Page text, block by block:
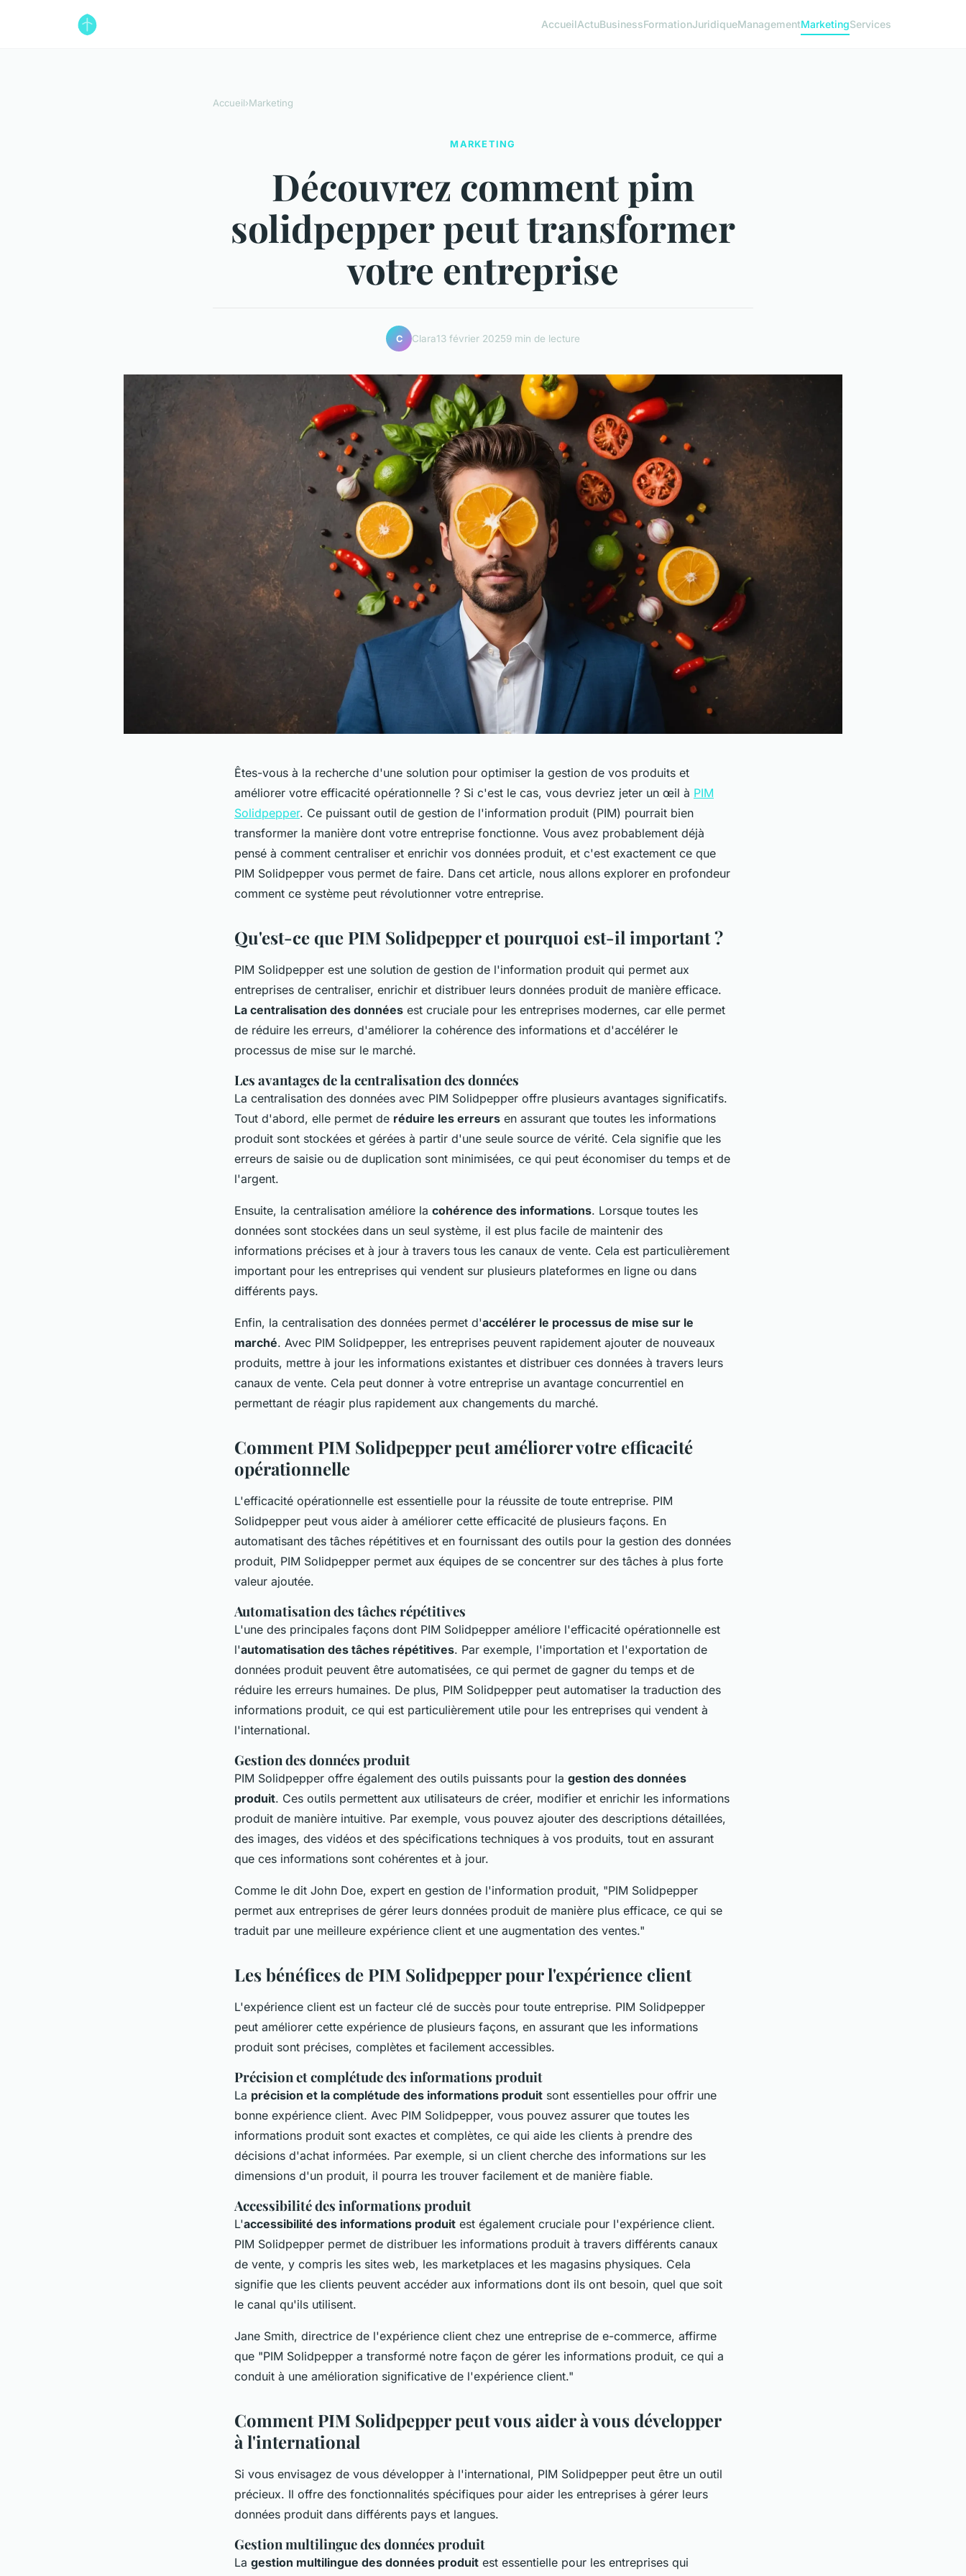
AccueilActuBusinessFormationJuridiqueManagementMarketingServices
Accueil›Marketing
MARKETING
Découvrez comment pim
solidpepper peut transformer
votre entreprise
C Clara13 février 20259 min de lecture
Êtes-vous à la recherche d'une solution pour optimiser la gestion de vos produits et
améliorer votre efficacité opérationnelle ? Si c'est le cas, vous devriez jeter un œil à PIM
Solidpepper. Ce puissant outil de gestion de l'information produit (PIM) pourrait bien
transformer la manière dont votre entreprise fonctionne. Vous avez probablement déjà
pensé à comment centraliser et enrichir vos données produit, et c'est exactement ce que
PIM Solidpepper vous permet de faire. Dans cet article, nous allons explorer en profondeur
comment ce système peut révolutionner votre entreprise.
Qu'est-ce que PIM Solidpepper et pourquoi est-il important ?
PIM Solidpepper est une solution de gestion de l'information produit qui permet aux
entreprises de centraliser, enrichir et distribuer leurs données produit de manière efficace.
La centralisation des données est cruciale pour les entreprises modernes, car elle permet
de réduire les erreurs, d'améliorer la cohérence des informations et d'accélérer le
processus de mise sur le marché.
Les avantages de la centralisation des données
La centralisation des données avec PIM Solidpepper offre plusieurs avantages significatifs.
Tout d'abord, elle permet de réduire les erreurs en assurant que toutes les informations
produit sont stockées et gérées à partir d'une seule source de vérité. Cela signifie que les
erreurs de saisie ou de duplication sont minimisées, ce qui peut économiser du temps et de
l'argent.
Ensuite, la centralisation améliore la cohérence des informations. Lorsque toutes les
données sont stockées dans un seul système, il est plus facile de maintenir des
informations précises et à jour à travers tous les canaux de vente. Cela est particulièrement
important pour les entreprises qui vendent sur plusieurs plateformes en ligne ou dans
différents pays.
Enfin, la centralisation des données permet d'accélérer le processus de mise sur le
marché. Avec PIM Solidpepper, les entreprises peuvent rapidement ajouter de nouveaux
produits, mettre à jour les informations existantes et distribuer ces données à travers leurs
canaux de vente. Cela peut donner à votre entreprise un avantage concurrentiel en
permettant de réagir plus rapidement aux changements du marché.
Comment PIM Solidpepper peut améliorer votre efficacité
opérationnelle
L'efficacité opérationnelle est essentielle pour la réussite de toute entreprise. PIM
Solidpepper peut vous aider à améliorer cette efficacité de plusieurs façons. En
automatisant des tâches répétitives et en fournissant des outils pour la gestion des données
produit, PIM Solidpepper permet aux équipes de se concentrer sur des tâches à plus forte
valeur ajoutée.
Automatisation des tâches répétitives
L'une des principales façons dont PIM Solidpepper améliore l'efficacité opérationnelle est
l'automatisation des tâches répétitives. Par exemple, l'importation et l'exportation de
données produit peuvent être automatisées, ce qui permet de gagner du temps et de
réduire les erreurs humaines. De plus, PIM Solidpepper peut automatiser la traduction des
informations produit, ce qui est particulièrement utile pour les entreprises qui vendent à
l'international.
Gestion des données produit
PIM Solidpepper offre également des outils puissants pour la gestion des données
produit. Ces outils permettent aux utilisateurs de créer, modifier et enrichir les informations
produit de manière intuitive. Par exemple, vous pouvez ajouter des descriptions détaillées,
des images, des vidéos et des spécifications techniques à vos produits, tout en assurant
que ces informations sont cohérentes et à jour.
Comme le dit John Doe, expert en gestion de l'information produit, "PIM Solidpepper
permet aux entreprises de gérer leurs données produit de manière plus efficace, ce qui se
traduit par une meilleure expérience client et une augmentation des ventes."
Les bénéfices de PIM Solidpepper pour l'expérience client
L'expérience client est un facteur clé de succès pour toute entreprise. PIM Solidpepper
peut améliorer cette expérience de plusieurs façons, en assurant que les informations
produit sont précises, complètes et facilement accessibles.
Précision et complétude des informations produit
La précision et la complétude des informations produit sont essentielles pour offrir une
bonne expérience client. Avec PIM Solidpepper, vous pouvez assurer que toutes les
informations produit sont exactes et complètes, ce qui aide les clients à prendre des
décisions d'achat informées. Par exemple, si un client cherche des informations sur les
dimensions d'un produit, il pourra les trouver facilement et de manière fiable.
Accessibilité des informations produit
L'accessibilité des informations produit est également cruciale pour l'expérience client.
PIM Solidpepper permet de distribuer les informations produit à travers différents canaux
de vente, y compris les sites web, les marketplaces et les magasins physiques. Cela
signifie que les clients peuvent accéder aux informations dont ils ont besoin, quel que soit
le canal qu'ils utilisent.
Jane Smith, directrice de l'expérience client chez une entreprise de e-commerce, affirme
que "PIM Solidpepper a transformé notre façon de gérer les informations produit, ce qui a
conduit à une amélioration significative de l'expérience client."
Comment PIM Solidpepper peut vous aider à vous développer
à l'international
Si vous envisagez de vous développer à l'international, PIM Solidpepper peut être un outil
précieux. Il offre des fonctionnalités spécifiques pour aider les entreprises à gérer leurs
données produit dans différents pays et langues.
Gestion multilingue des données produit
La gestion multilingue des données produit est essentielle pour les entreprises qui